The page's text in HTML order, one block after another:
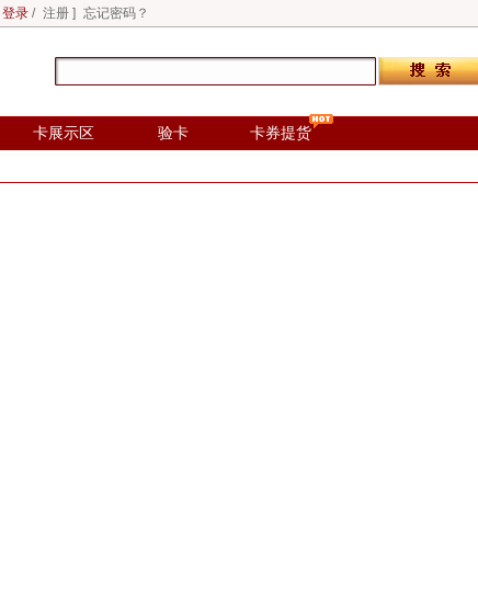
登录 / 注册 ] 忘记密码？
卡展示区 验卡 卡券提货